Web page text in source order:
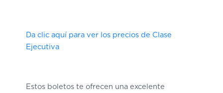
Da clic aquí para ver los precios de Clase
Ejecutiva
Estos boletos te ofrecen una excelente